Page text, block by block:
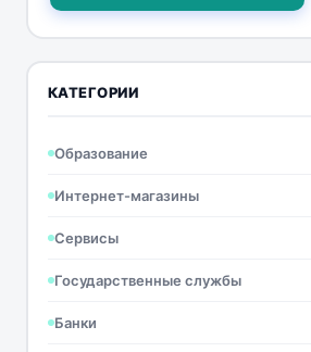
КАТЕГОРИИ
Образование
Интернет-магазины
Сервисы
Государственные службы
Банки